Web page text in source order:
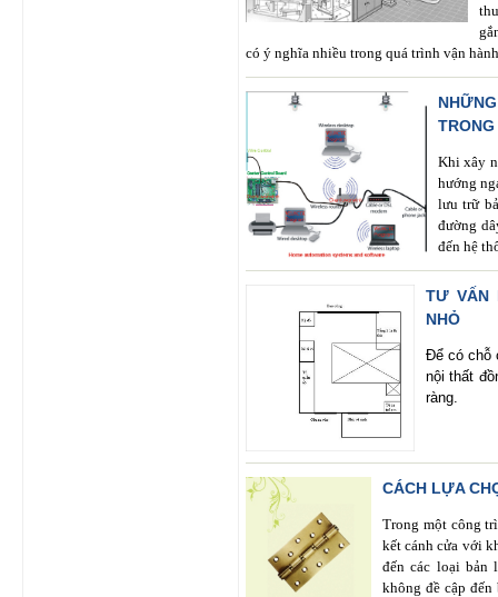
có ý nghĩa nhiều trong quá trình vận
Khi xây
hướng
lưu trữ
đường
đến hệ
TƯ VẤN
NHỎ
Để có chỗ
nội thất
ràng.
CÁCH LỰA
Trong một công
kết cánh cửa với
đến các loại bản
không đề cập